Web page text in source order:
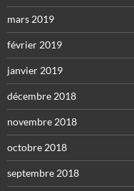
mars 2019
février 2019
janvier 2019
décembre 2018
novembre 2018
octobre 2018
septembre 2018